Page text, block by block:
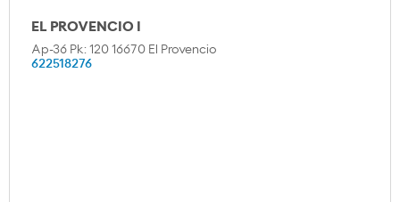
EL PROVENCIO I
Ap-36 Pk: 120 16670 El Provencio
622518276